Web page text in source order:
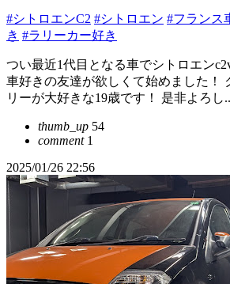
#シトロエンC2 #シトロエン #フランス
き #ラリーカー好き
つい最近1代目となる車でシトロエン
車好きの友達が欲しくて始めました！
リーが大好きな19歳です！ 是非よろし
thumb_up 54
comment1
2025/01/26 22:56